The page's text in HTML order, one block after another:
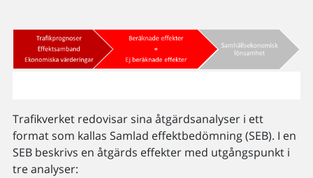
Trafikverket redovisar sina åtgärdsanalyser i ett
format som kallas Samlad effektbedömning (SEB). I en
SEB beskrivs en åtgärds effekter med utgångspunkt i
tre analyser: